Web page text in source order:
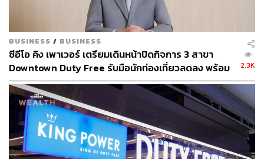
ด้วยปัญหาในช่วงฤดูน้ำหลากที่ทำให้ท่าพระจันทร์น้ำท่วมอยู่
หลายเดือน ทำให้คุณการิมตัดสินใจเปิดบ้านของเขาเป็นร้าน
โรตีมะตะบะที่ทุกคนรู้จักในปี พ.ศ. 2527 และหนึ่งในสิ่งที่
ดึงดูดให้ผู้คนติดอกติดใจร้านนี้ นอกจากโรตีและมะตะบะขึ้น
ชื่อของเขาแล้ว เมนูอื่นๆ ก็มาจากไอเดียของลูกสาวของคุณ
การิมนี่เอง “สมัยก่อน พวกแกงกะหรี่ หรือแกงมัสมั่นยังไม่มี
ขายตามท้องตลาดแบบทุกวันนี้ ชาวมุสลิมจะทำกินกันเอง
เฉพาะเวลามีงานใหญ่ๆ แต่พอมีร้าน ลูกค้าเริ่มอยากทานข้าว
ก็เลยลองทำดู ปรากฏว่าลูกค้าชอบมาก ตอนนี้ร้านเรามีแกง
12 ชนิด มีซุปให้ลูกค้าเลือกราดไปบนข้าวโดยอิงรสชาติแบบ
ไทยๆ”
BUSINESS / BUSINESS
ซีอีโอ คิง เพาเวอร์ เตรียมเดินหน้าปิดกิจการ 3 สาขา
Downtown Duty Free รับมือนักท่องเที่ยวลดลง พร้อม
เปิดโครงการสมัครใจลาออก จ่ายค่าชดเชยตามอายุงาน
2.3K